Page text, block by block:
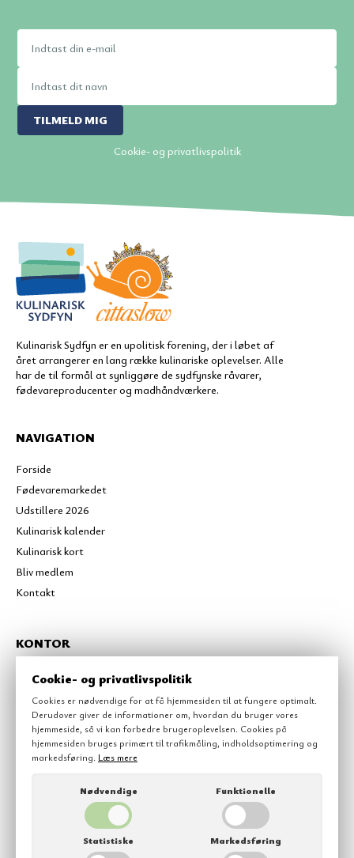
TILMELD MIG
Cookie- og privatlivspolitik
Kulinarisk Sydfyn er en upolitisk forening, der i løbet af
året arrangerer en lang række kulinariske oplevelser. Alle
har de til formål at synliggøre de sydfynske råvarer,
fødevareproducenter og madhåndværkere.
NAVIGATION
Forside
Fødevaremarkedet
Udstillere 2026
Kulinarisk kalender
Kulinarisk kort
Bliv medlem
Kontakt
KONTOR
Kulinarisk Sydfyn
Havnepladsen 2
5700Svendborg
6022 2782
kontakt@kulinarisksydfyn.dk
Cookie- og privatlivspolitik
Cookies er nødvendige for at få hjemmesiden til at fungere optimalt.
Derudover giver de informationer om, hvordan du bruger vores
hjemmeside, så vi kan forbedre brugeroplevelsen. Cookies på
hjemmesiden bruges primært til trafikmåling, indholdsoptimering og
markedsføring. Læs mere
Nødvendige Funktionelle
Statistiske Markedsføring